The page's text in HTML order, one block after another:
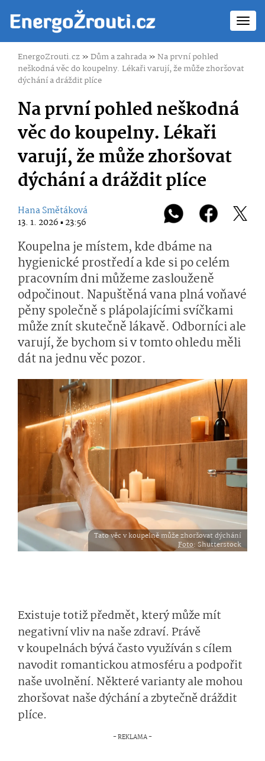
EnergoZrouti.cz»Dům a zahrada»Na první pohled
neškodná věc do koupelny. Lékaři varují, že může zhoršovat
dýchání a dráždit plíce
Na první pohled neškodná
věc do koupelny. Lékaři
varují, že může zhoršovat
dýchání a dráždit plíce
Hana Smětáková
13. 1. 2026 ▪ 23:56
Koupelna je místem, kde dbáme na
hygienické prostředí a kde si po celém
pracovním dni můžeme zaslouženě
odpočinout. Napuštěná vana plná voňavé
pěny společně s plápolajícími svíčkami
může znít skutečně lákavě. Odborníci ale
varují, že bychom si v tomto ohledu měli
dát na jednu věc pozor.
Tato věc v koupelně může zhoršovat dýchání
Foto: Shutterstock
Existuje totiž předmět, který může mít
negativní vliv na naše zdraví. Právě
v koupelnách bývá často využíván s cílem
navodit romantickou atmosféru a podpořit
naše uvolnění. Některé varianty ale mohou
zhoršovat naše dýchání a zbytečně dráždit
plíce.